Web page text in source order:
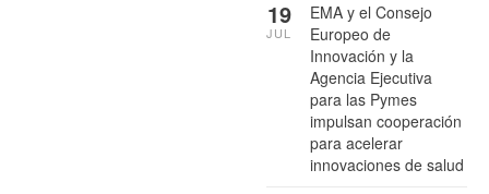
EMA y el Consejo
Europeo de
Innovación y la
Agencia Ejecutiva
para las Pymes
impulsan cooperación
para acelerar
innovaciones de salud
19
JUL